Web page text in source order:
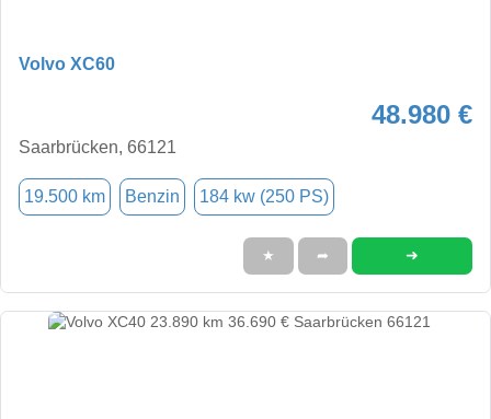
Volvo XC60
48.980 €
Saarbrücken, 66121
19.500 km Benzin 184 kw (250 PS)
★ ➦ ➜